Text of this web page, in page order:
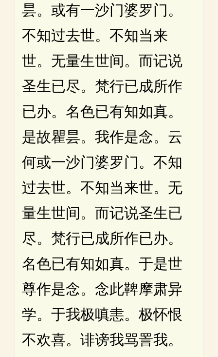
昙。或有一沙门婆罗门。
不知过去世。不知当来
世。无量生世间。而记说
圣生已尽。梵行已成所作
已办。名色已有知如真。
是故瞿昙。我作是念。云
何或一沙门婆罗门。不知
过去世。不知当来世。无
量生世间。而记说圣生已
尽。梵行已成所作已办。
名色已有知如真。于是世
尊作是念。念此鞞摩肃异
学。于我极嗔恚。极怀恨
不欢喜。诽谤我骂詈我。